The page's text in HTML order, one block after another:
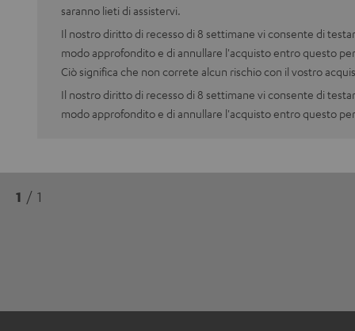
saranno lieti di assistervi.
Il nostro diritto di recesso di 8 settimane vi consente di
modo approfondito e di annullare l'acquisto entro questo
Ciò significa che non correte alcun rischio con il vostro
Il nostro diritto di recesso di 8 settimane vi consente di
modo approfondito e di annullare l'acquisto entro questo
1 / 1